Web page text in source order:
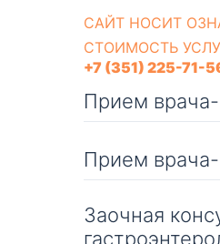
CАЙТ НОСИТ
СТОИМОСТЬ
+7 (351) 225-71-
Прием
Прием
Заочная